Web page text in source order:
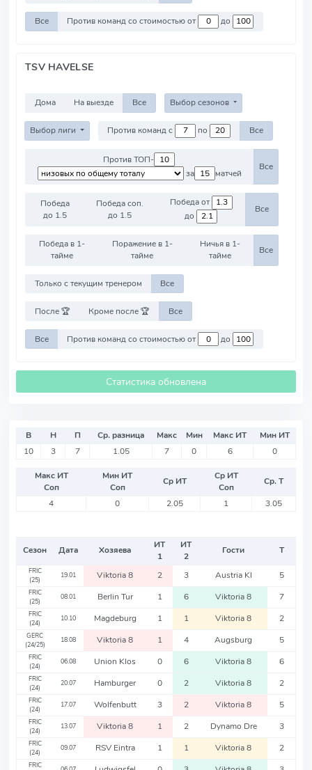
Все Против команд со стоимостью от до
TSV HAVELSE
Дома На выезде Все Выбор сезонов
Выбор лиги Против команд с по Все
Против ТОП-
за
матчей
Все
Победа
до 1.5
Победа соп.
до 1.5
Победа от
до
Все
Победа в 1-
тайме
Поражение в 1-
тайме
Ничья в 1-
тайме
Все
Только с текущим тренером Все
После 🏆 Кроме после 🏆 Все
Все Против команд со стоимостью от до
Статистика обновлена
В Н П Ср. разница Макс Мин Макс ИТ
Мин ИТ
10
3 7 1.05 7 0 6 0
Макс ИТ
Соп
Мин ИТ
Соп
Ср ИТ
Ср ИТ
Соп
Ср. Т
4
0 2.05 1 3.05
Сезон Дата Хозяева
ИТ
1
ИТ
2
Гости Т
FRIC
(25)
19.01 Viktoria 8 2 3 Austria Kl 5
FRIC
(25)
08.01 Berlin Tur 1 6 Viktoria 8 7
FRIC
(24)
10.10 Magdeburg 1 1 Viktoria 8 2
GERC
(24/25)
18.08 Viktoria 8 1 4 Augsburg 5
FRIC
(24)
06.08 Union Klos 0 6 Viktoria 8 6
FRIC
(24)
20.07 Hamburger 0 2 Viktoria 8 2
FRIC
(24)
17.07 Wolfenbutt 3 2 Viktoria 8 5
FRIC
(24)
13.07 Viktoria 8 1 2 Dynamo Dre 3
FRIC
(24)
09.07 RSV Eintra 1 1 Viktoria 8 2
FRIC